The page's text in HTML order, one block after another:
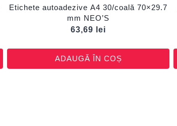
Etichete autoadezive A4 30/coală 70×29.7
mm NEO’S
63,69
lei
ADAUGĂ ÎN COȘ